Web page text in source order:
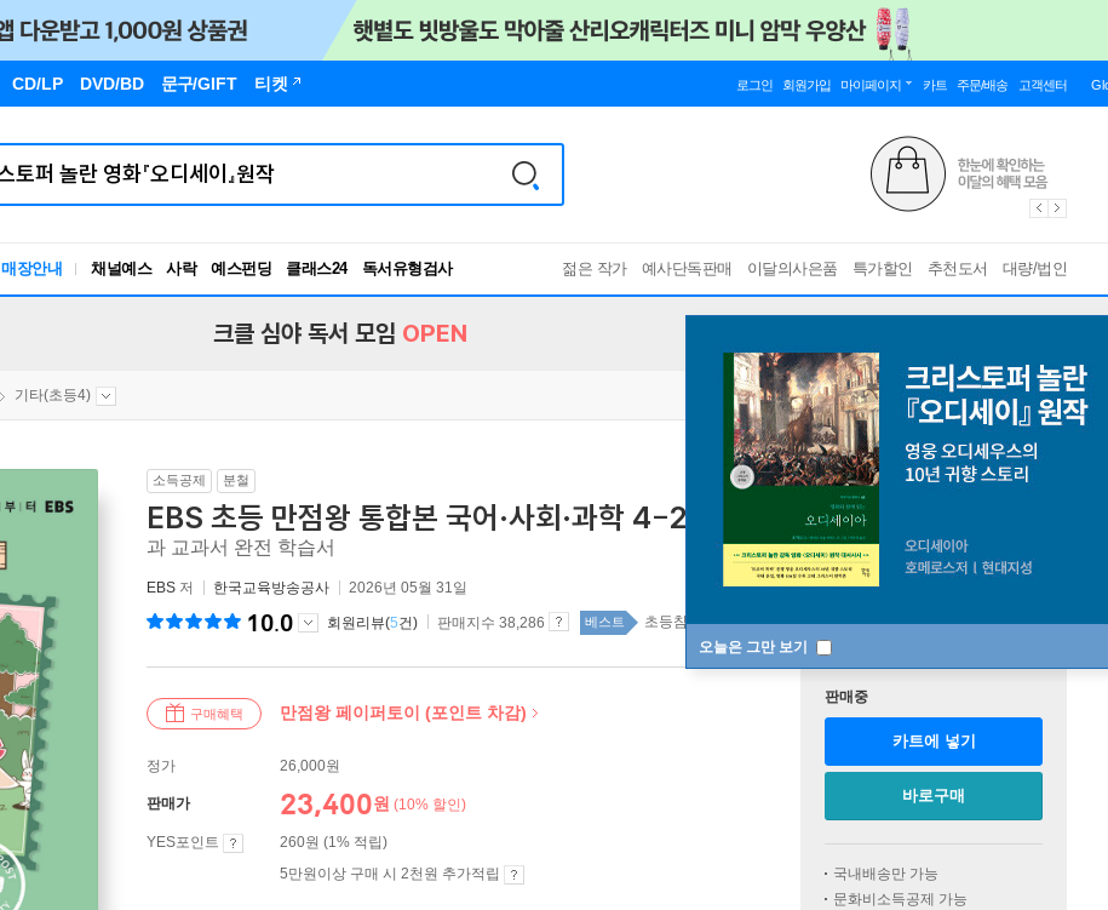
CD/LP DVD/BD 문구/GIFT 티켓 로그인 회원가입 마이페이지 카트 주문/배송 고객센터
매장안내 채널예스 사락 예스펀딩 클래스24
RBTI Lab
독서유형검사
젊은 작가 예사단독판매 이달의사은품 특가할인 추천도서 대량/법인
오늘은 그만 보기
크클 심야 독서 모임 OPEN
기타(초등4)
소득공제 분철
EBS 초등 만점왕 통합본 국어·사회·과학 4-2 (2026년) 바쁜 초등학생을 위한 국·사·
과 교과서 완전 학습서
EBS 저 한국교육방송공사 2026년 05월 31일
10.0 회원리뷰(5건) 판매지수 38,286 베스트 초등참고서 29위 초등참고서 top100 6주
구매혜택 만점왕 페이퍼토이 (포인트 차감)
정가 26,000원
판매가 23,400원 (10% 할인)
YES포인트
260원 (1% 적립)
5만원이상 구매 시 2천원 추가적립
판매중
카트에 넣기
바로구매
국내배송만 가능
문화비소득공제 가능